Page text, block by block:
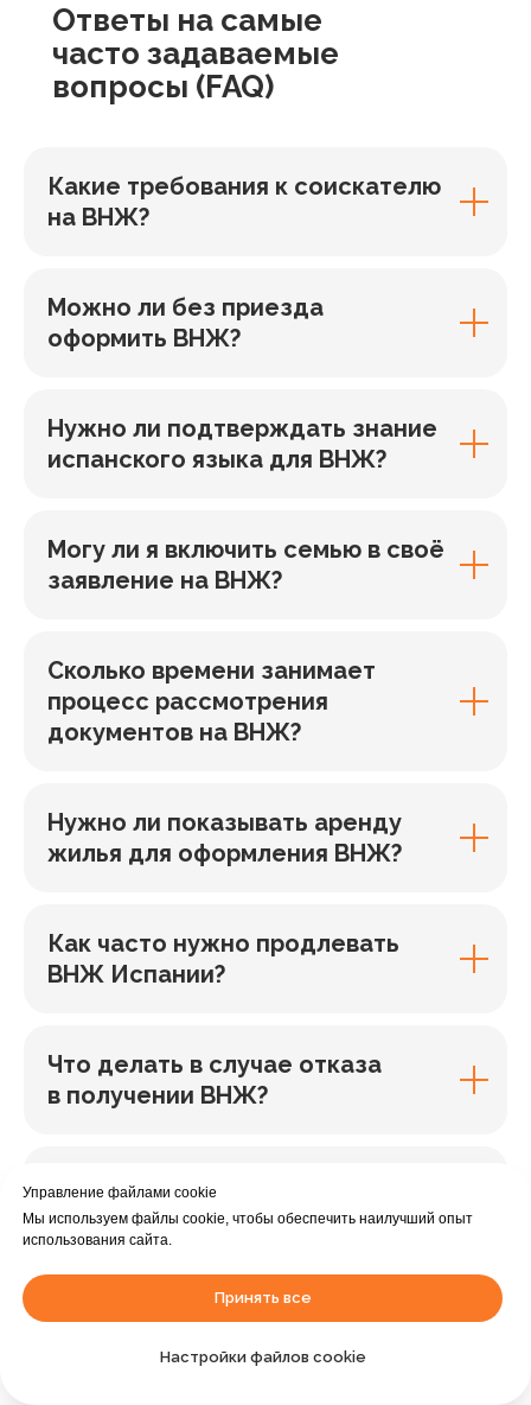
Ответы на самые
часто задаваемые
вопросы (FAQ)
Какие требования к соискателю
на ВНЖ?
Можно ли без приезда
оформить ВНЖ?
Нужно ли подтверждать знание
испанского языка для ВНЖ?
Могу ли я включить семью в своё
заявление на ВНЖ?
Сколько времени занимает
процесс рассмотрения
документов на ВНЖ?
Нужно ли показывать аренду
жилья для оформления ВНЖ?
Как часто нужно продлевать
ВНЖ Испании?
Что делать в случае отказа
в получении ВНЖ?
Какие налоги нужно платить
в Испании с ВНЖ?
Какой список документов?
не хватает?
Управление файлами cookie
Мы используем файлы cookie, чтобы обеспечить наилучший опыт
использования сайта.
Принять все
Настройки файлов cookie